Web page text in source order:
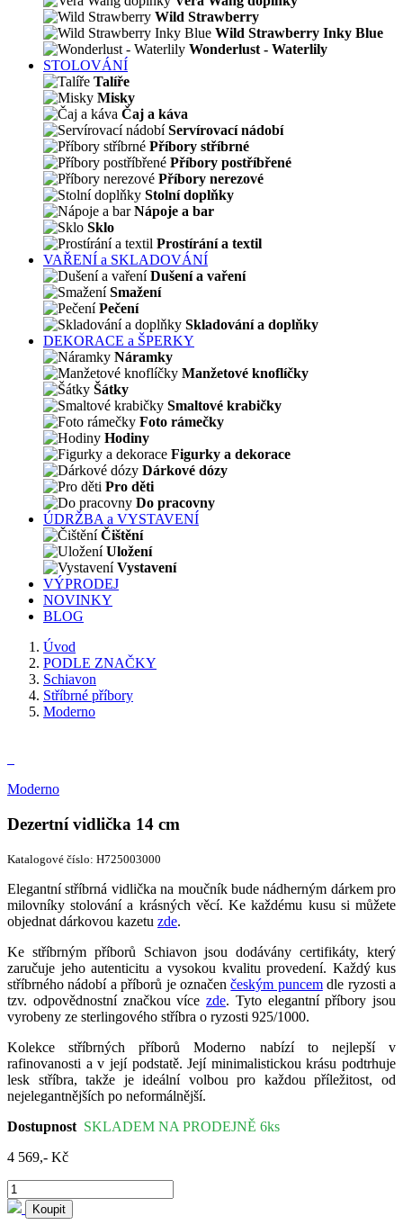
Wild Strawberry
Wild Strawberry Inky Blue
Wonderlust - Waterlily
STOLOVÁNÍ
Talíře
Misky
Čaj a káva
Servírovací nádobí
Příbory stříbrné
Příbory postříbřené
Příbory nerezové
Stolní doplňky
Nápoje a bar
Sklo
Prostírání a textil
VAŘENÍ a SKLADOVÁNÍ
Dušení a vaření
Smažení
Pečení
Skladování a doplňky
DEKORACE a ŠPERKY
Náramky
Manžetové knoflíčky
Šátky
Smaltové krabičky
Foto rámečky
Hodiny
Figurky a dekorace
Dárkové dózy
Pro děti
Do pracovny
ÚDRŽBA a VYSTAVENÍ
Čištění
Uložení
Vystavení
VÝPRODEJ
NOVINKY
BLOG
Úvod
PODLE ZNAČKY
Schiavon
Stříbrné příbory
Moderno
Moderno
Dezertní vidlička 14 cm
Katalogové číslo: H725003000
Elegantní stříbrná vidlička na moučník bude nádherným dárkem pro
milovníky stolování a krásných věcí. Ke každému kusu si můžete
objednat dárkovou kazetu zde.
Ke stříbrným příborů Schiavon jsou dodávány certifikáty, který
zaručuje jeho autenticitu a vysokou kvalitu provedení. Každý kus
stříbrného nádobí a příborů je označenčeským puncemdle ryzosti a
tzv. odpovědnostní značkou více zde. Tyto elegantní příbory jsou
vyrobeny ze sterlingového stříbra o ryzosti 925/1000.
Kolekce stříbrných příborů Moderno nabízí to nejlepší v
rafinovanosti a v její podstatě. Její minimalistickou krásu podtrhuje
lesk stříbra, takže je ideální volbou pro každou příležitost, od
nejelegantnějších po neformálnější.
Dostupnost SKLADEM NA PRODEJNĚ 6ks
4 569,- Kč
Koupit